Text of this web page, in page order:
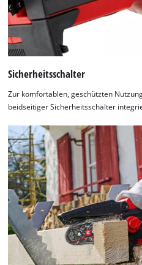
Sicherheitsschalter
Zur komfortablen, geschützten
beidseitiger Sicherheitsschalter